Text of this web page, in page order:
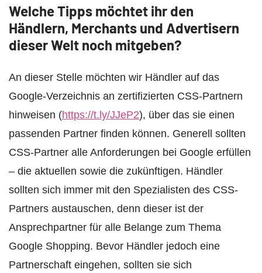
Welche Tipps möchtet ihr den
Händlern, Merchants und Advertisern
dieser Welt noch mitgeben?
An dieser Stelle möchten wir Händler auf das
Google-Verzeichnis an zertifizierten CSS-Partnern
hinweisen (https://t.ly/JJeP2), über das sie einen
passenden Partner finden können. Generell sollten
CSS-Partner alle Anforderungen bei Google erfüllen
– die aktuellen sowie die zukünftigen. Händler
sollten sich immer mit den Spezialisten des CSS-
Partners austauschen, denn dieser ist der
Ansprechpartner für alle Belange zum Thema
Google Shopping. Bevor Händler jedoch eine
Partnerschaft eingehen, sollten sie sich